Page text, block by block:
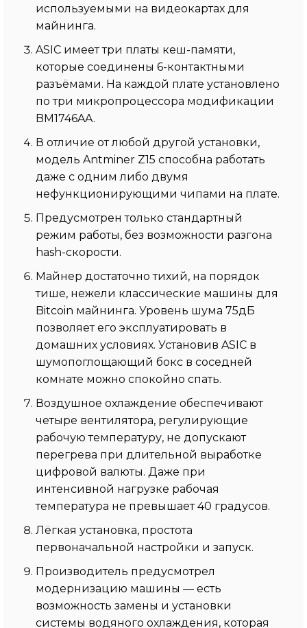
используемыми на видеокартах для
майнинга.
ASIC имеет три платы кеш-памяти,
которые соединены 6-контактными
разъёмами. На каждой плате установлено
по три микропроцессора модификации
BM1746AA.
В отличие от любой другой установки,
модель Antminer Z15 способна работать
даже с одним либо двумя
нефункционирующими чипами на плате.
Предусмотрен только стандартный
режим работы, без возможности разгона
hash-скорости.
Майнер достаточно тихий, на порядок
тише, нежели классические машины для
Bitcoin майнинга. Уровень шума 75дБ
позволяет его эксплуатировать в
домашних условиях. Установив ASIC в
шумопоглощающий бокс в соседней
комнате можно спокойно спать.
Воздушное охлаждение обеспечивают
четыре вентилятора, регулирующие
рабочую температуру, не допускают
перегрева при длительной выработке
цифровой валюты. Даже при
интенсивной нагрузке рабочая
температура не превышает 40 градусов.
Лёгкая установка, простота
первоначальной настройки и запуск.
Производитель предусмотрел
модернизацию машины — есть
возможность замены и установки
системы водяного охлаждения, которая